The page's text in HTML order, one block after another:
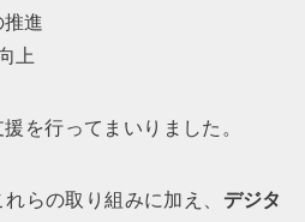
進
上
を行ってまいりました。
らの取り組みに加え、 デジタ